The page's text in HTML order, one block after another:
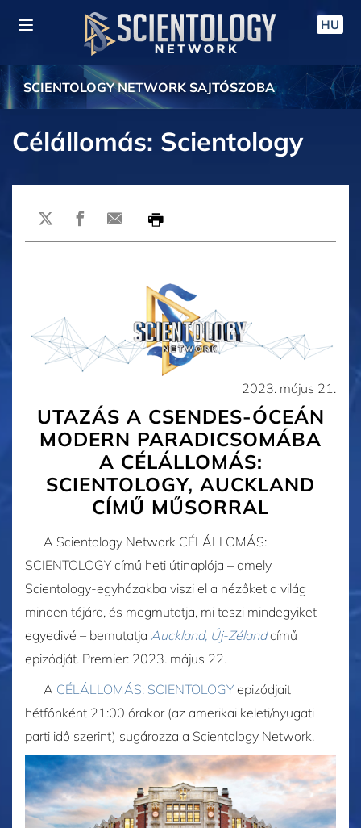
HU
SCIENTOLOGY NETWORK SAJTÓSZOBA
Célállomás: Scientology
2023. május 21.
UTAZÁS A CSENDES-ÓCEÁN
MODERN PARADICSOMÁBA
A CÉLÁLLOMÁS:
SCIENTOLOGY, AUCKLAND
CÍMŰ MŰSORRAL
A Scientology Network CÉLÁLLOMÁS:
SCIENTOLOGY című heti útinaplója – amely
Scientology-egyházakba viszi el a nézőket a világ
minden tájára, és megmutatja, mi teszi mindegyiket
egyedivé – bemutatja Auckland, Új-Zélandcímű
epizódját. Premier: 2023. május 22.
A CÉLÁLLOMÁS: SCIENTOLOGY epizódjait
hétfőnként 21:00 órakor (az amerikai keleti/nyugati
parti idő szerint) sugározza a Scientology Network.